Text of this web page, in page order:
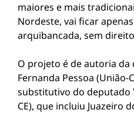
maiores e mais
Nordeste, vai ficar
arquibancada, sem
O projeto é de autoria da
Fernanda Pessoa (União-
substitutivo do deputado
CE), que incluiu Juazeiro